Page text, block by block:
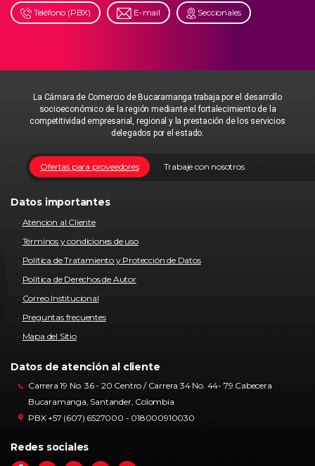
Teléfono (PBX) E-mail Seccionales
La Cámara de Comercio de Bucaramanga trabaja por el desarrollo
socioeconómico de la región mediante el fortalecimiento de la
competitividad empresarial, regional y la prestación de los servicios
delegados por el estado.
Trabaje con nosotros
Ofertas para proveedores
Datos importantes
Atencion al Cliente
Términos y condiciones de uso
Política de Tratamiento y Protección de Datos
Política de Derechos de Autor
Correo Institucional
Preguntas frecuentes
Mapa del Sitio
Datos de atención al cliente
Carrera 19 No. 36 - 20 Centro / Carrera 34 No. 44- 79 Cabecera
Bucaramanga, Santander, Colombia
PBX +57 (607) 6527000 - 018000910030
Redes sociales